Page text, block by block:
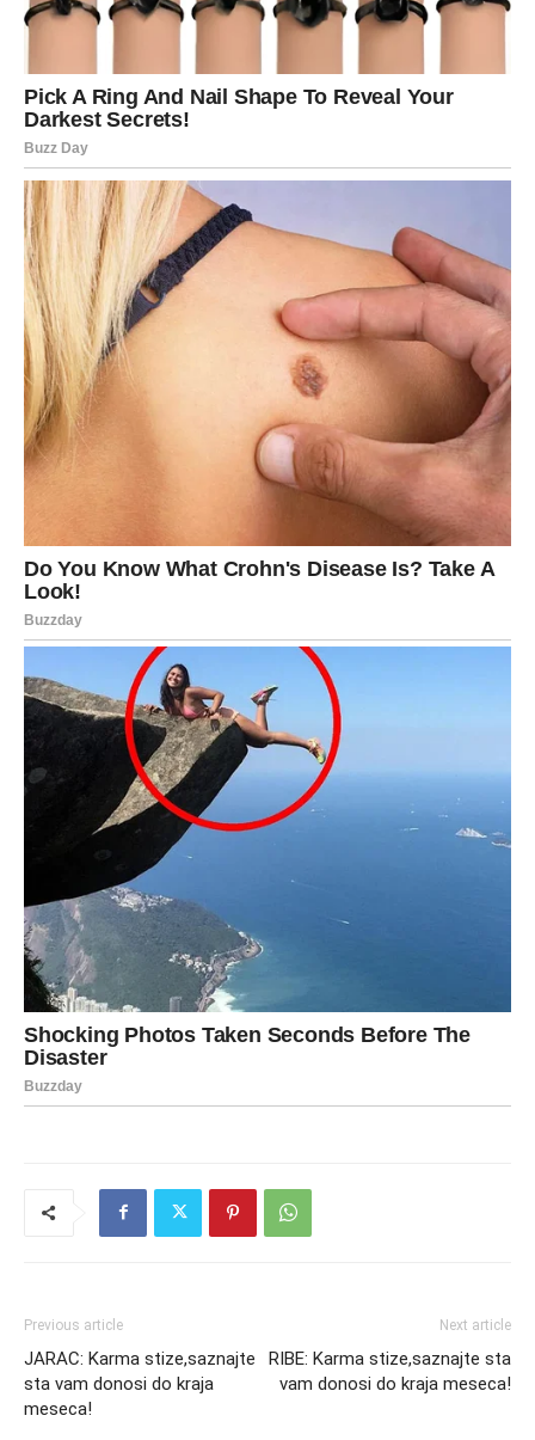
Previous article
JARAC: Karma stize,saznajte
sta vam donosi do kraja
meseca!
Next article
RIBE: Karma stize,saznajte sta
vam donosi do kraja meseca!